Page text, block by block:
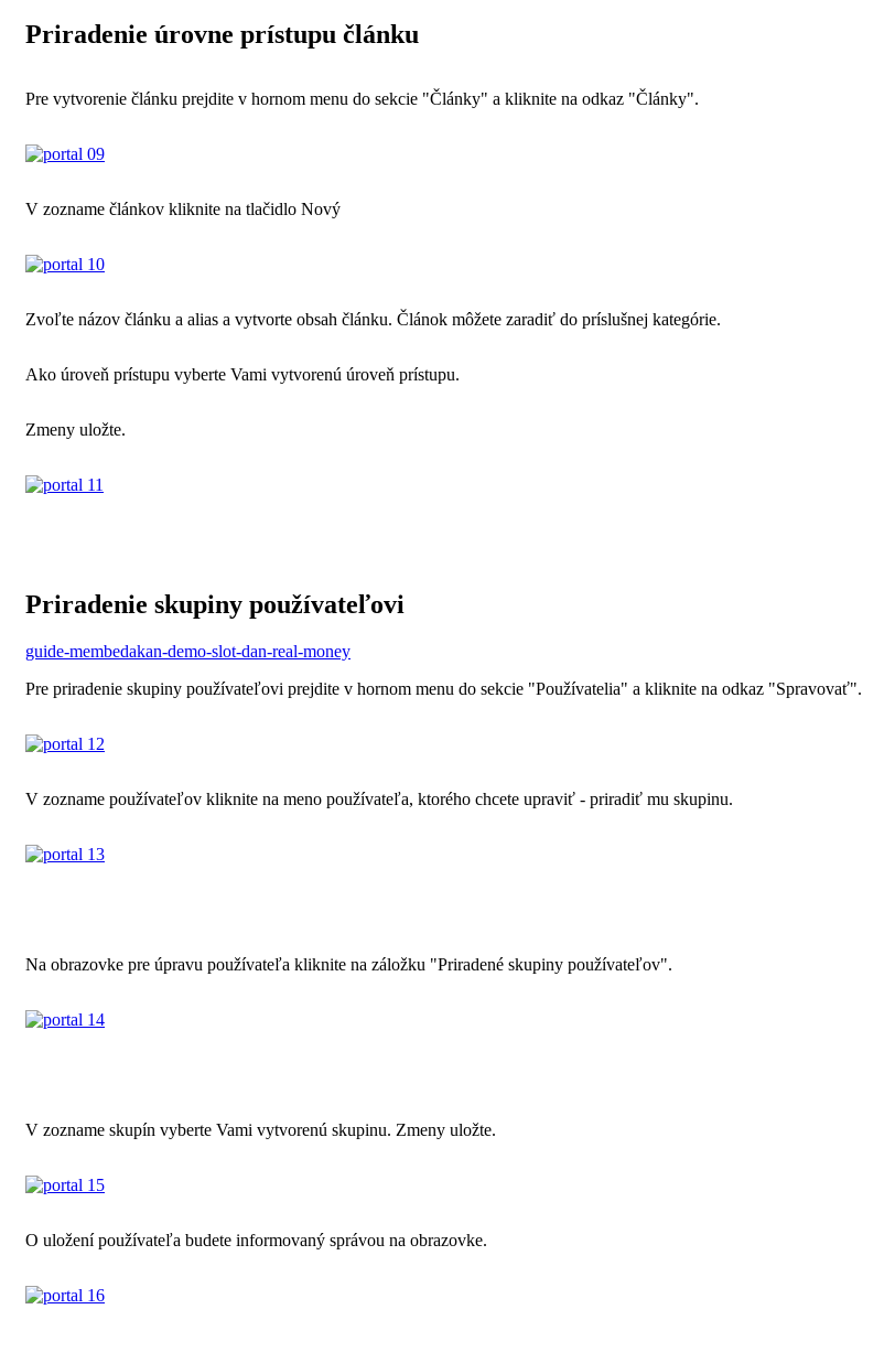
Priradenie úrovne prístupu článku
Pre vytvorenie článku prejdite v hornom menu do sekcie "Články" a kliknite na odkaz "Články".
V zozname článkov kliknite na tlačidlo Nový
Zvoľte názov článku a alias a vytvorte obsah článku. Článok môžete zaradiť do príslušnej kategórie.
Ako úroveň prístupu vyberte Vami vytvorenú úroveň prístupu.
Zmeny uložte.
Priradenie skupiny používateľovi
guide-membedakan-demo-slot-dan-real-money
Pre priradenie skupiny používateľovi prejdite v hornom menu do sekcie "Používatelia" a kliknite na odkaz "Spravovať".
V zozname používateľov kliknite na meno používateľa, ktorého chcete upraviť - priradiť mu skupinu.
Na obrazovke pre úpravu používateľa kliknite na záložku "Priradené skupiny používateľov".
V zozname skupín vyberte Vami vytvorenú skupinu. Zmeny uložte.
O uložení používateľa budete informovaný správou na obrazovke.